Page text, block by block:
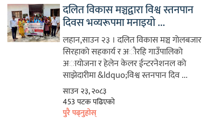
दलित विकास मञ्चद्वारा विश्व स्तनपान
दिवस भव्यरूपमा मनाइयो ...
लहान,साउन २३ । दलित विकास मञ्च गाेलबजार
सिरहाकाे सहकार्य र अाैरहि गाउँपालिकाे
अायाेजना र हेलेन केलर ईन्टरनेशनल काे
साझेदारीमा &ldquo;विश्व स्तनपान दिव ...
साउन २३, २०८३
453 पटक पढिएको
पुरै पढ्नुहोस्